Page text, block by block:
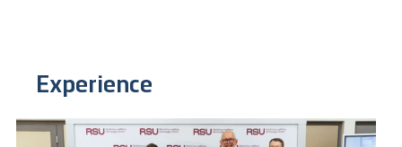
Experience